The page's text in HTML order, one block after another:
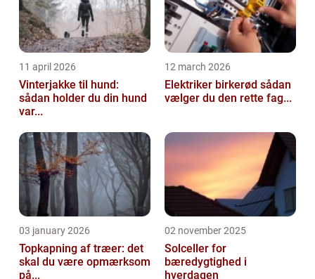
11 april 2026
Vinterjakke til hund:
sådan holder du din hund
var...
12 march 2026
Elektriker birkerød sådan
vælger du den rette fag...
03 january 2026
Topkapning af træer: det
skal du være opmærksom
på...
02 november 2025
Solceller for
bæredygtighed i
hverdagen